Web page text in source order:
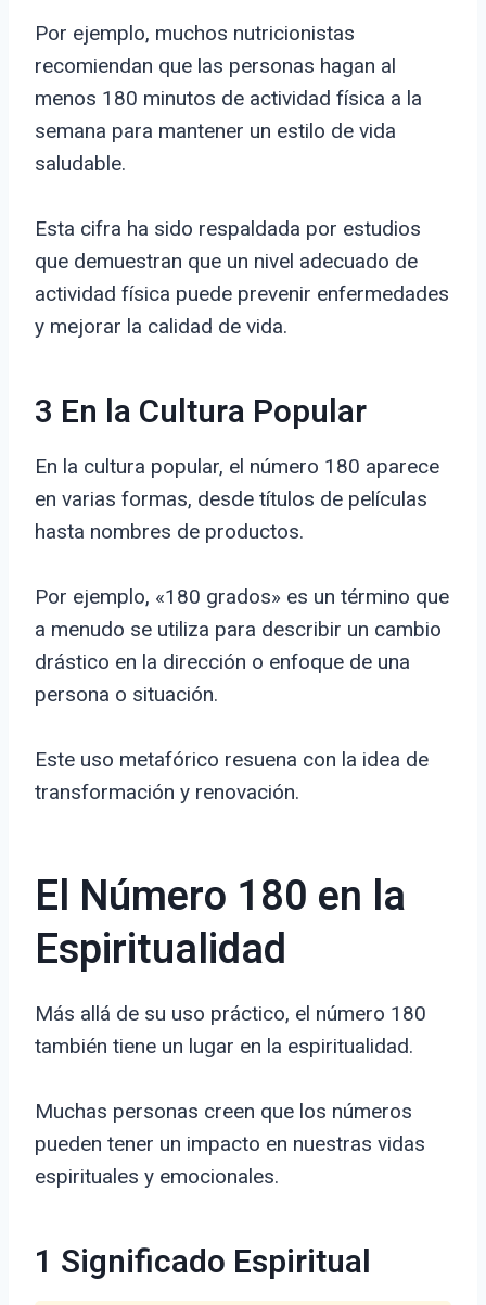
Por ejemplo, muchos nutricionistas
recomiendan que las personas hagan al
menos 180 minutos de actividad física a la
semana para mantener un estilo de vida
saludable.
Esta cifra ha sido respaldada por estudios
que demuestran que un nivel adecuado de
actividad física puede prevenir enfermedades
y mejorar la calidad de vida.
3 En la Cultura Popular
En la cultura popular, el número 180 aparece
en varias formas, desde títulos de películas
hasta nombres de productos.
Por ejemplo, «180 grados» es un término que
a menudo se utiliza para describir un cambio
drástico en la dirección o enfoque de una
persona o situación.
Este uso metafórico resuena con la idea de
transformación y renovación.
El Número 180 en la
Espiritualidad
Más allá de su uso práctico, el número 180
también tiene un lugar en la espiritualidad.
Muchas personas creen que los números
pueden tener un impacto en nuestras vidas
espirituales y emocionales.
1 Significado Espiritual